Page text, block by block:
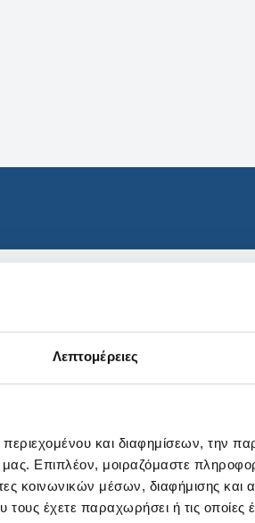
Λεπτομέρειες
και διαφημίσεων, την
μας. Επιπλέον, μοιραζόμαστε
κοινωνικών μέσων, διαφήμισης
έχετε παραχωρήσει ή τις οποίες
προϊόντα με